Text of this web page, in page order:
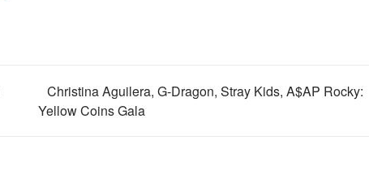
Christina Aguilera, G-Dragon, Stray Kids, A$AP Rocky:
Yellow Coins Gala